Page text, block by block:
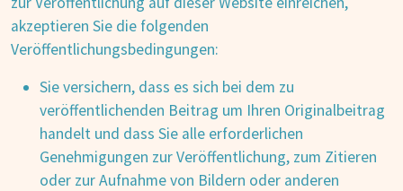
akzeptieren Sie die folgenden
Veröffentlichungsbedingungen:
Sie versichern, dass es sich bei dem zu
veröffentlichenden Beitrag um Ihren Originalbeitrag
handelt und dass Sie alle erforderlichen
Genehmigungen zur Veröffentlichung, zum Zitieren
oder zur Aufnahme von Bildern oder anderen